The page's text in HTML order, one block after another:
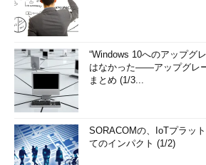
“Windows 10へのアップグ
はなかった――アップグレ
まとめ (1/3...
SORACOMの、IoTプラッ
てのインパクト (1/2)